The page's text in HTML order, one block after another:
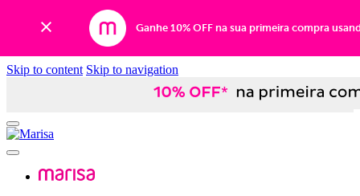
Ganhe 10% OFF na sua primeira compra
Skip to content Skip to navigation